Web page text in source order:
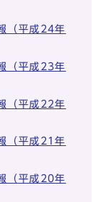
（平成24年
（平成23年
（平成22年
（平成21年
（平成20年